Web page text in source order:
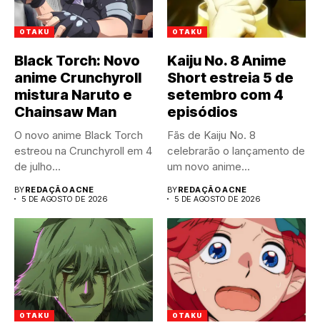
OTAKU
Black Torch: Novo
anime Crunchyroll
mistura Naruto e
Chainsaw Man
O novo anime Black Torch
estreou na Crunchyroll em 4
de julho...
BYREDAÇÃO ACNE
5 DE AGOSTO DE 2026
OTAKU
Kaiju No. 8 Anime
Short estreia 5 de
setembro com 4
episódios
Fãs de Kaiju No. 8
celebrarão o lançamento de
um novo anime...
BYREDAÇÃO ACNE
5 DE AGOSTO DE 2026
OTAKU OTAKU